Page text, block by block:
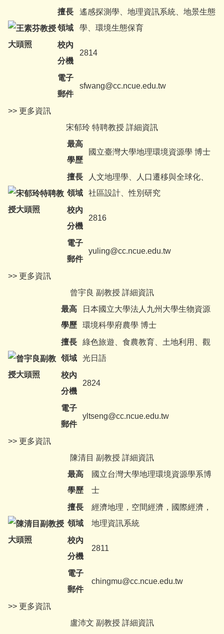
擅長
領域
遙感探測學、地理資訊系統、地景生態
學、環境生態保育
校內
分機
2814
電子
郵件
sfwang@cc.ncue.edu.tw
>> 更多資訊
宋郁玲 特聘教授 詳細資訊
最高
學歷
國立臺灣大學地理環境資源學 博士
擅長
領域
人文地理學、人口遷移與全球化、
社區設計、性別研究
校內
分機
2816
電子
郵件
yuling@cc.ncue.edu.tw
>> 更多資訊
曾宇良 副教授 詳細資訊
最高
學歷
日本國立大學法人九州大學生物資源
環境科學府農學 博士
擅長
領域
綠色旅遊、食農教育、土地利用、觀
光日語
校內
分機
2824
電子
郵件
yltseng@cc.ncue.edu.tw
>> 更多資訊
陳清目 副教授 詳細資訊
最高
學歷
國立台灣大學地理環境資源學系博
士
擅長
領域
經濟地理，空間經濟，國際經濟，
地理資訊系統
校內
分機
2811
電子
郵件
chingmu@cc.ncue.edu.tw
>> 更多資訊
盧沛文 副教授 詳細資訊